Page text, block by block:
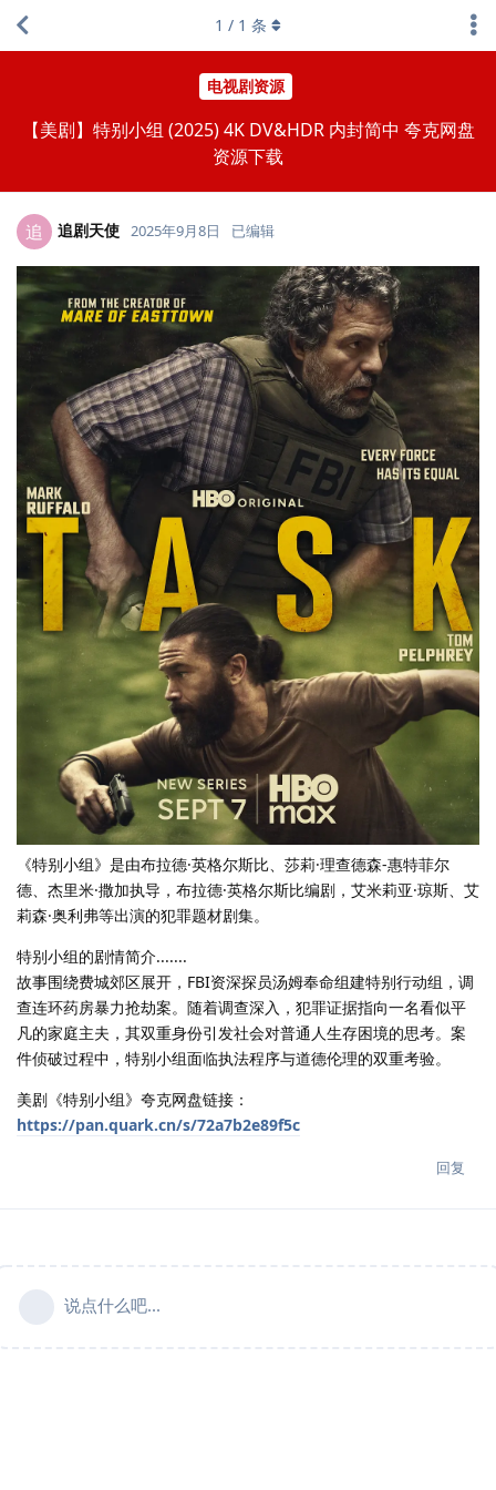
电视剧资源
【美剧】特别小组 (2025) 4K DV&HDR 内封简中 夸克网盘
资源下载
1 / 1 条
追 追剧天使 2025年9月8日 已编辑
《特别小组》是由布拉德·英格尔斯比、莎莉·理查德森-惠特菲尔
德、杰里米·撒加执导，布拉德·英格尔斯比编剧，艾米莉亚·琼斯、艾
莉森·奥利弗等出演的犯罪题材剧集。
特别小组的剧情简介.......
故事围绕费城郊区展开，FBI资深探员汤姆奉命组建特别行动组，调
查连环药房暴力抢劫案。随着调查深入，犯罪证据指向一名看似平
凡的家庭主夫，其双重身份引发社会对普通人生存困境的思考。案
件侦破过程中，特别小组面临执法程序与道德伦理的双重考验。
美剧《特别小组》夸克网盘链接：
https://pan.quark.cn/s/72a7b2e89f5c
回复
说点什么吧...